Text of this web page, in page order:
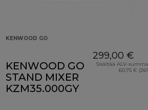
KENWOOD GO
KENWOOD GO
STAND MIXER
KZM35.000GY
299,00 €
Sisältää ALV-
60,75 €